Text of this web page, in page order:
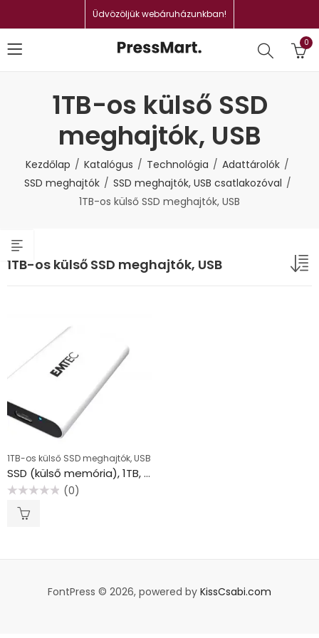
Üdvözöljük webáruházunkban!
0
1TB-os külső SSD
meghajtók, USB
Kezdőlap Katalógus Technológia
Adattárolók
SSD meghajtók
SSD meghajtók, USB csatlakozóval
1TB-os külső SSD meghajtók, USB
1TB-os külső SSD meghajtók, USB
1TB-os külső SSD meghajtók, USB
SSD (külső memória), 1TB, USB 3.2, EMTEC “X210G Gaming”
(0)
FontPress © 2026, powered by KissCsabi.com